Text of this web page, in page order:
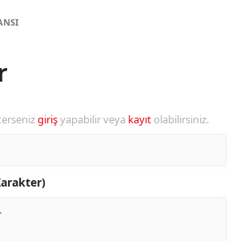
girişyapabilir veya kayıt olabilirsiniz.